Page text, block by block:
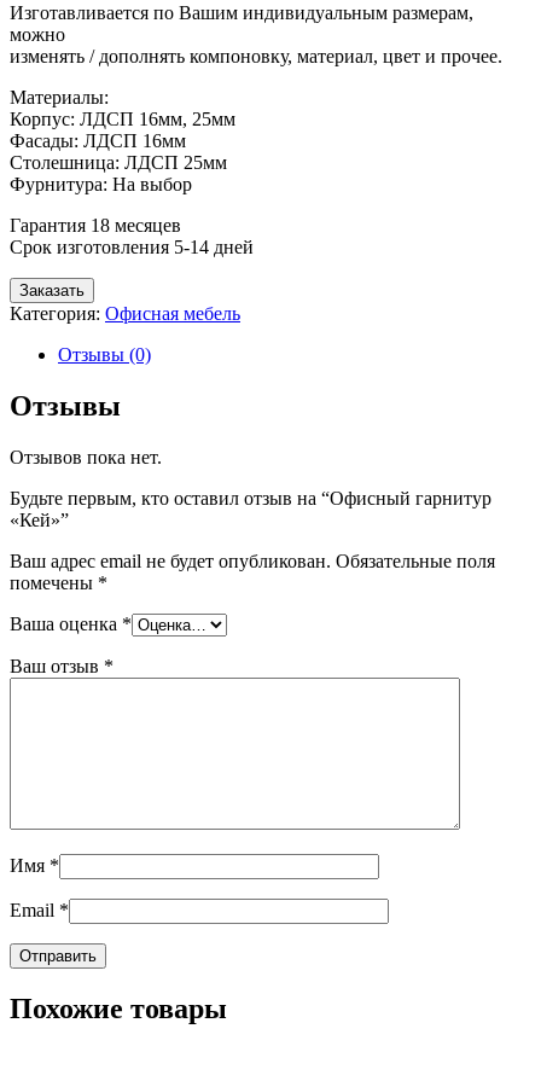
Изготавливается по Вашим индивидуальным размерам,
можно
изменять / дополнять компоновку, материал, цвет и прочее.
Материалы:
Корпус: ЛДСП 16мм, 25мм
Фасады: ЛДСП 16мм
Столешница: ЛДСП 25мм
Фурнитура: На выбор
Гарантия 18 месяцев
Срок изготовления 5-14 дней
Заказать
Категория: Офисная мебель
Отзывы (0)
Отзывы
Отзывов пока нет.
Будьте первым, кто оставил отзыв на “Офисный гарнитур
«Кей»”
Ваш адрес email не будет опубликован. Обязательные поля
помечены *
Ваша оценка *
Ваш отзыв *
Имя *
Email *
Похожие товары